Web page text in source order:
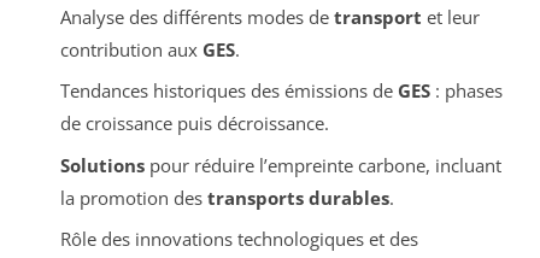
Analyse des différents modes de transport et leur
contribution aux GES.
Tendances historiques des émissions de GES: phases
de croissance puis décroissance.
Solutionspour réduire l’empreinte carbone, incluant
la promotion des transports durables.
Rôle des innovations technologiques et des